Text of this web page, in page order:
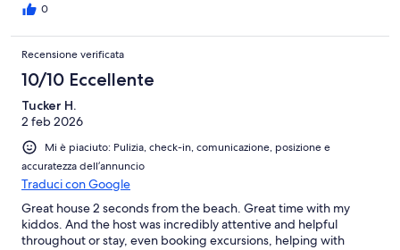
0
Recensione verificata
10/10 Eccellente
Tucker H.
2 feb 2026
Mi è piaciuto: Pulizia, check-in, comunicazione, posizione e
accuratezza dell’annuncio
Traduci con Google
Great house 2 seconds from the beach. Great time with my
kiddos. And the host was incredibly attentive and helpful
throughout or stay, even booking excursions, helping with